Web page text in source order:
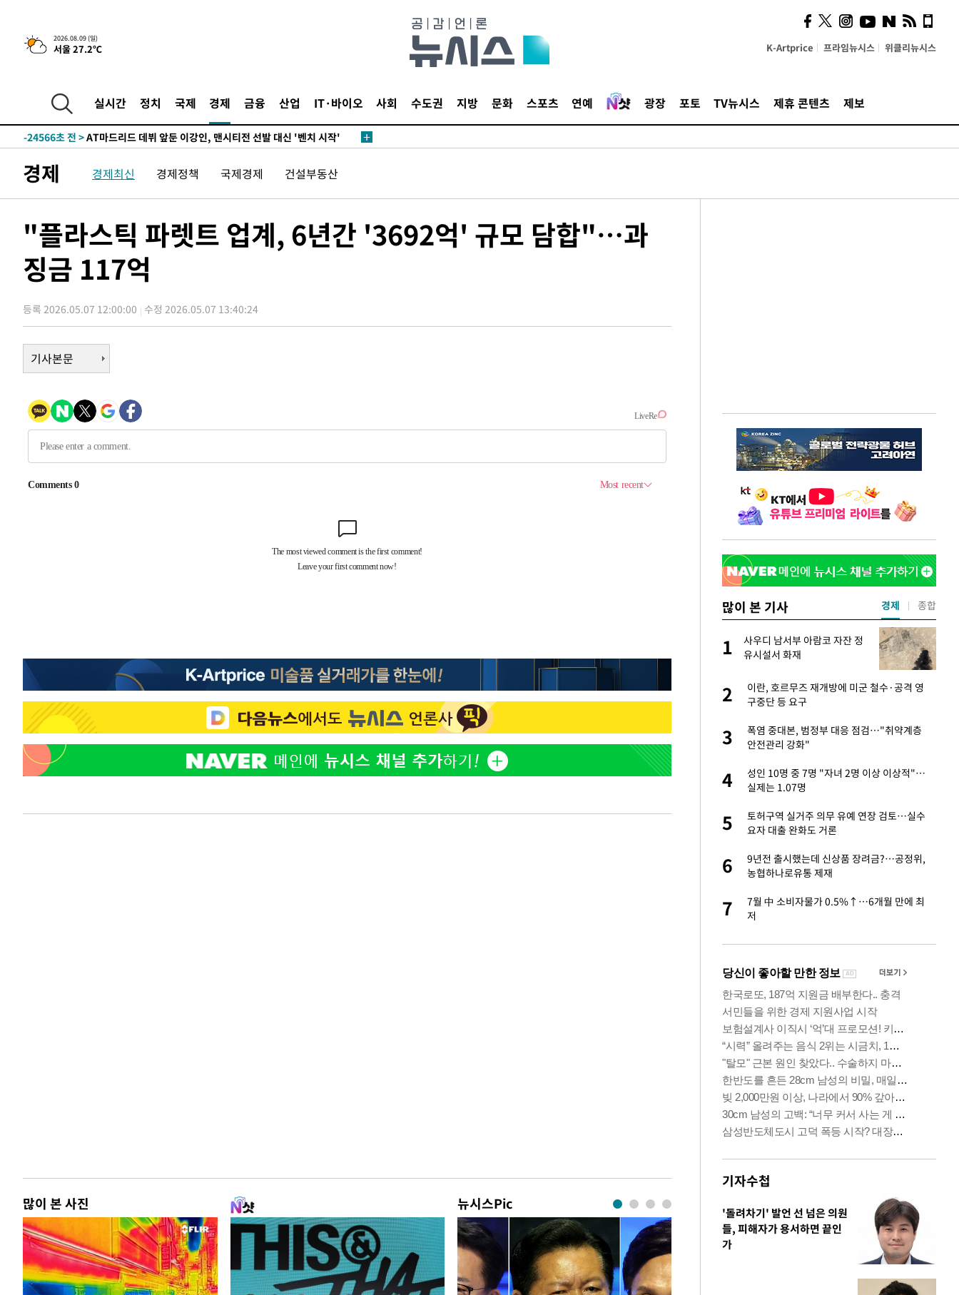
2026.08.09 (일)
서울 27.2℃ K-Artprice 프라임뉴시스 위클리뉴시스
실시간 정치 국제 경제 금융 산업 IT·바이오 사회 수도권 지방 문화 스포츠 연예 광장 포토 TV뉴시스 제휴 콘텐츠 제보
4시간 전 >이군이 불법 군시설 건설한 레바논 남부에서 레바논군 3명 폭발로 부상
-31628초 전 > 네타냐후, 트럼프의 가자 평화 2차 15개조 평화안 '거부'
-27220초 전 >
태풍 돌핀, 중 저장성 타이저우시 해안에 상륙 (1보)
-24566초 전 >
-23196초 전 >[속보]與 강원·TK 당원투표 합산 김민석 48.54%로 승리…정청래
44.53%
-22370초 전 >
[속보]與전대 권리당원투표…강원·경북 김민석, 대구 정청래 승리
-22177초 전 >[속보]與 당대표 경선, 경북 권리당원 투표 김민석 47.37%·정청래
46.35%
-21876초 전 > [속보]與 당대표 경선, 강원 권리당원 투표 김민석 승리…50.30%
득표
-19794초 전 >"일본축구협회, 대한축구협회 성 접대 의혹 심판 조사"
-12436초 전 >[속보]장은수, KLPGA 제주삼다수 역전 우승…데뷔 10년 차에 첫
-7728초 전 >손흥민, 68분 뛰고 2경기 침묵…LAFC, 톨루카에 1-0 승리(종합)
-5752초 전 >
이강인, 오늘 서울서 AT마드리드 입단식…'전례 없는 특급대우'
2시간 전 >'여긴 20도, 저긴 50도'…열화상 카메라로 본 폭염 저감시설 '온도차'
2시간 전 > 콜롬비아 신임 우파 대통령 취임 하루만에 차량폭탄 폭발 사건
3시간 전 >튀르키예 외무장관, "메카 3국 방위협정은 이란이 목표 아냐 " 밝혀
AT마드리드 데뷔 앞둔 이강인, 맨시티전 선발 대신 '벤치 시작'
[속보]與 강원·TK 당원투표 합산 김민석 48.54%로 승리…정청래
與 강원·TK 당원투표 합산 김민석 46.01%로 승리…정청래
-19794초 전 >"일본축구협회, 대한축구협회 성 접대 의혹 심판 조사"
-12436초 전 >
[속보]장은수, KLPGA 제주삼다수 역전 우승…데뷔 10년 차에 첫
정상
-7728초 전 >손흥민, 68분 뛰고 2경기 침묵…LAFC, 톨루카에 1-0 승리(종합)
-7000초 전 >'2경기 연속 침묵' 손흥민, 톨루카전 68분만 뛰고 슈팅 0개
-5752초 전 >
이강인, 오늘 서울서 AT마드리드 입단식…'전례 없는 특급대우'
2시간 전 >'여긴 20도, 저긴 50도'…열화상 카메라로 본 폭염 저감시설 '온도차'
3시간 전 >튀르키예 외무장관, "메카 3국 방위협정은 이란이 목표 아냐 " 밝혀
경제 경제최신 경제정책 국제경제 건설부동산
"플라스틱 파렛트 업계, 6년간 '3692억' 규모 담합"…과
징금 117억
등록 2026.05.07 12:00:00 수정 2026.05.07 13:40:24
기사본문
많이 본 사진 뉴시스Pic
많이 본 기사
2
LAFC 손흥민, 리그스컵 톨루카전 선발 출
격…득점포 재가동 도전
3
이강인, 오늘 서울서 AT마드리드 입단
식…'전례 없는 특급대우'
4
제니, 동거 여부 물음에 "여기까지만 하자"
5
'여긴 20도, 저긴 50도'…열화상 카메라로 본
1
사우디 남서부 아람코 자잔 정
유시설서 화재
2
이란, 호르무즈 재개방에 미군 철수·공격 영
구중단 등 요구
3
폭염 중대본, 범정부 대응 점검…"취약계층
안전관리 강화"
4
성인 10명 중 7명 "자녀 2명 이상 이상적"…
실제는 1.07명
5
토허구역 실거주 의무 유예 연장 검토…실수
요자 대출 완화도 거론
6
9년전 출시했는데 신상품 장려금?…공정위,
농협하나로유통 제재
7
7월 中 소비자물가 0.5%↑…6개월 만에 최
저
경제 종합
기자수첩
'돌려차기' 발언 선 넘은 의원
들, 피해자가 용서하면 끝인
가